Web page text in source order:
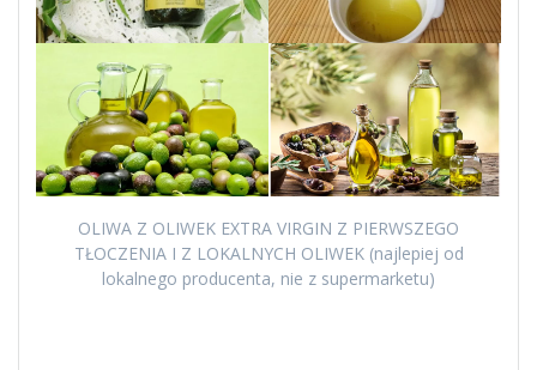
OLIWA Z OLIWEK EXTRA VIRGIN Z PIERWSZEGO
TŁOCZENIA I Z LOKALNYCH OLIWEK (najlepiej od
lokalnego producenta, nie z supermarketu)